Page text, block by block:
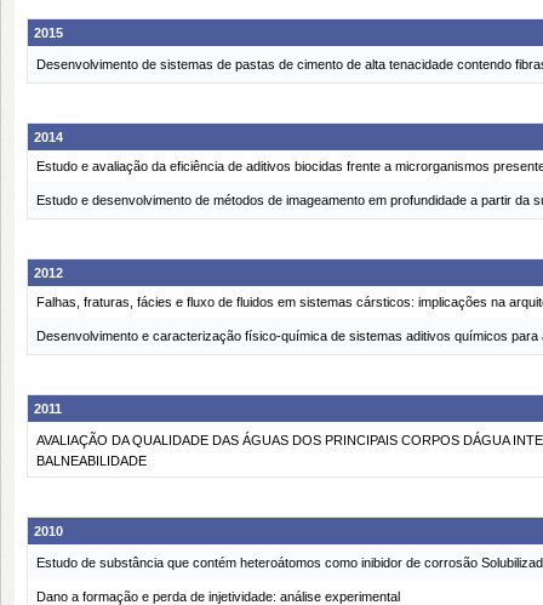
2015
Desenvolvimento de sistemas de pastas de cimento de alta tenacidade contendo
2014
Estudo e avaliação da eficiência de aditivos biocidas frente a microrganismos
Estudo e desenvolvimento de métodos de imageamento em profundidade a partir da
2012
Falhas, fraturas, fácies e fluxo de fluidos em sistemas cársticos: implicações na
Desenvolvimento e caracterização físico-química de sistemas aditivos químicos
2011
AVALIAÇÃO DA QUALIDADE DAS ÁGUAS DOS PRINCIPAIS CORPOS DÁGUA
BALNEABILIDADE
2010
Estudo de substância que contém heteroátomos como inibidor de corrosão
Dano a formação e perda de injetividade: análise experimental